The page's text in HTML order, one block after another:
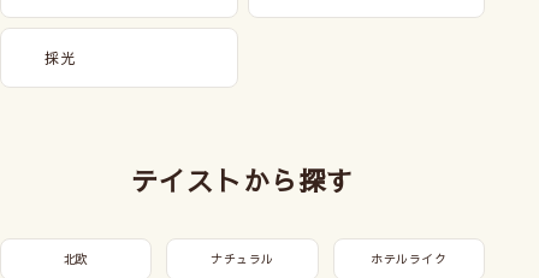
採光
テイストから探す
北欧 ナチュラル ホテルライク